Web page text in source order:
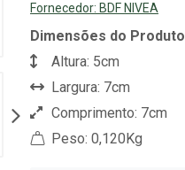
Fornecedor: BDF NIVEA
Dimensões do Produto
Altura: 5cm
Largura: 7cm
Comprimento: 7cm
Peso: 0,120Kg